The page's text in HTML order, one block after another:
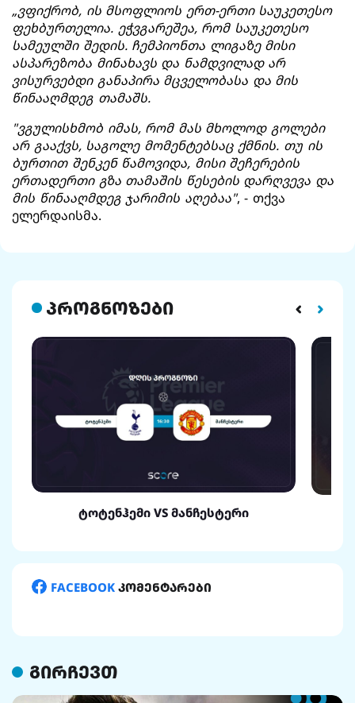
„ვფიქრობ, ის მსოფლიოს ერთ-ერთი საუკეთესო
ფეხბურთელია. ეჭვგარეშეა, რომ საუკეთესო
სამეულში შედის. ჩემპიონთა ლიგაზე მისი
ასპარეზობა მინახავს და ნამდვილად არ
ვისურვებდი განაპირა მცველობასა და მის
წინააღმდეგ თამაშს.
"ვგულისხმობ იმას, რომ მას მხოლოდ გოლები
არ გააქვს, საგოლე მომენტებსაც ქმნის. თუ ის
ბურთით შენკენ წამოვიდა, მისი შეჩერების
ერთადერთი გზა თამაშის წესების დარღვევა და
მის წინააღმდეგ ჯარიმის აღებაა", - თქვა
ელერდაისმა.
პროგნოზები
ტოტენჰემი VS მანჩესტერი
FACEBOOK კომენტარები
გირჩევთ